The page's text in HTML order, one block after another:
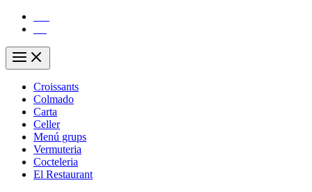
Main
Menu
Croissants
Colmado
Carta
Celler
Menú grups
Vermuteria
Cocteleria
El Restaurant